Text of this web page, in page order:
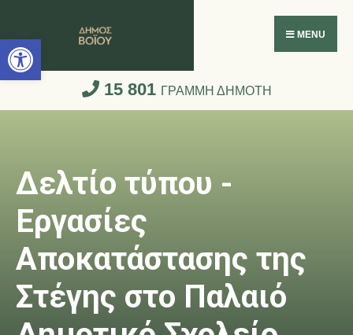
Ανοίξτε τη γραμμή εργαλείων
MENU
15 801 ΓΡΑΜΜΗ ΔΗΜΟΤΗ
Δελτίο τύπου -
Εργασίες
Αποκατάστασης της
Στέγης στο Παλαιό